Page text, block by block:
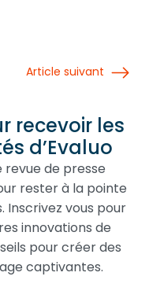
Article suivant
recevoir les
d’Evaluo
revue de presse
rester à la pointe
Inscrivez vous pour
innovations de
pour créer des
captivantes.